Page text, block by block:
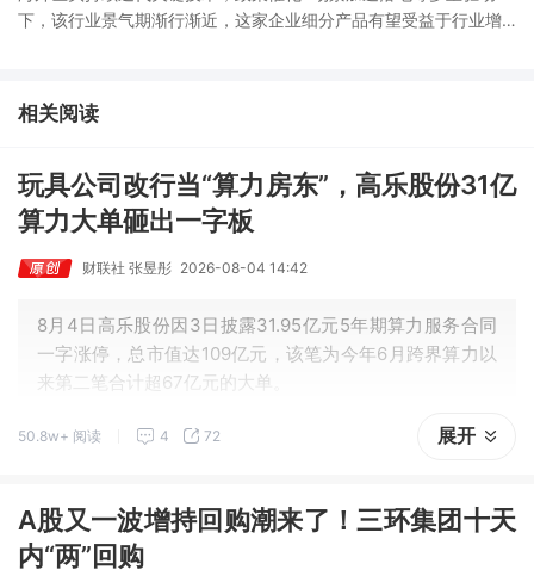
下，该行业景气期渐行渐近，这家企业细分产品有望受益于行业增
相关阅读
玩具公司改行当“算力房东”，高乐股份31亿
算力大单砸出一字板
财联社 张昱彤 2026-08-04 14:42
8月4日高乐股份因3日披露31.95亿元5年期算力服务合同
一字涨停，总市值达109亿元，该笔为今年6月跨界算力以
50.8w+ 阅读 4 72 展开
A股又一波增持回购潮来了！三环集团十天
内“两”回购